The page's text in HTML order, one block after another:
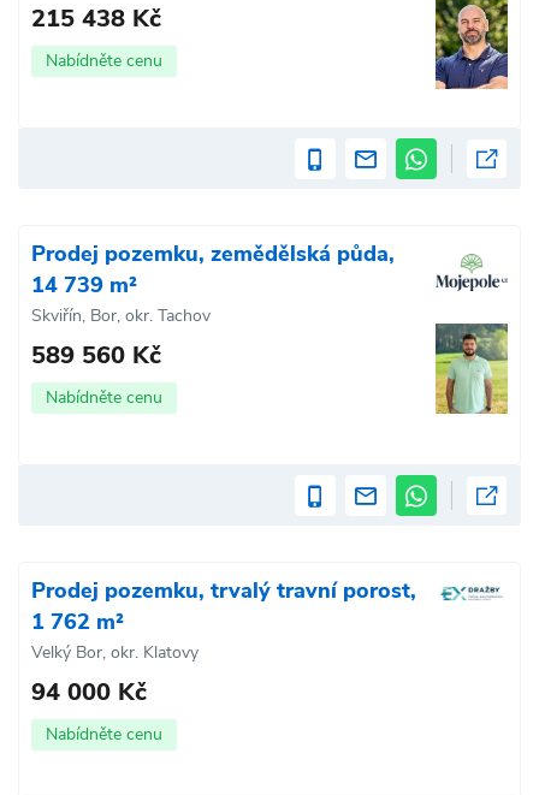
215 438 Kč
Nabídněte cenu
Prodej pozemku, zemědělská půda,
14 739 m²
Skviřín, Bor, okr. Tachov
589 560 Kč
Nabídněte cenu
Prodej pozemku, trvalý travní porost,
1 762 m²
Velký Bor, okr. Klatovy
94 000 Kč
Nabídněte cenu